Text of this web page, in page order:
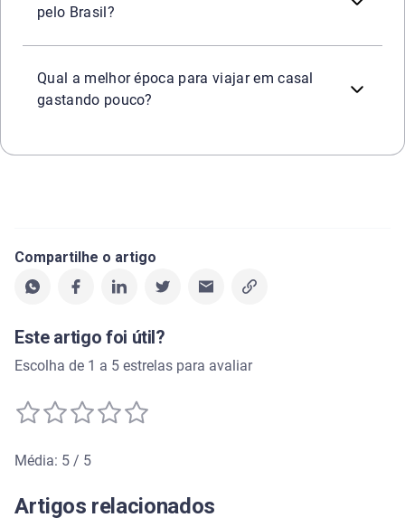
pelo Brasil?
Qual a melhor época para viajar em casal
gastando pouco?
Compartilhe o artigo
Este artigo foi útil?
Escolha de 1 a 5 estrelas para avaliar
Média: 5 / 5
Artigos relacionados